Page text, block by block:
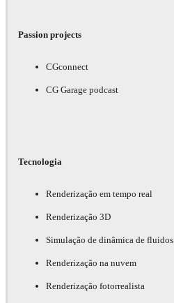
Passion projects
CGconnect
CG Garage podcast
Tecnologia
Renderização em tempo real
Renderização 3D
Simulação de dinâmica de fluidos
Renderização na nuvem
Renderização fotorrealista